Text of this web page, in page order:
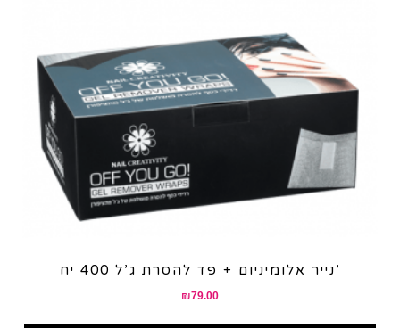
נייר אלומיניום + פד להסרת ג’ל 400 יח’
₪79.00